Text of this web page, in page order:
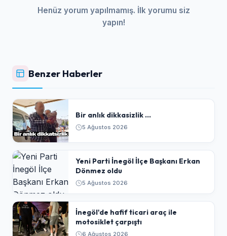
Henüz yorum yapılmamış. İlk yorumu siz
yapın!
Benzer Haberler
Bir anlık dikkasizlik ...
5 Ağustos 2026
Yeni Parti İnegöl İlçe Başkanı Erkan
Dönmez oldu
5 Ağustos 2026
İnegöl'de hafif ticari araç ile
motosiklet çarpıştı
6 Ağustos 2026